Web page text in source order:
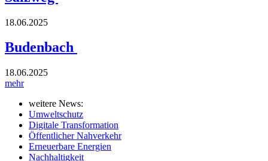
18.06.2025
Budenbach
18.06.2025
mehr
weitere News:
Umweltschutz
Digitale Transformation
Öffentlicher Nahverkehr
Erneuerbare Energien
Nachhaltigkeit